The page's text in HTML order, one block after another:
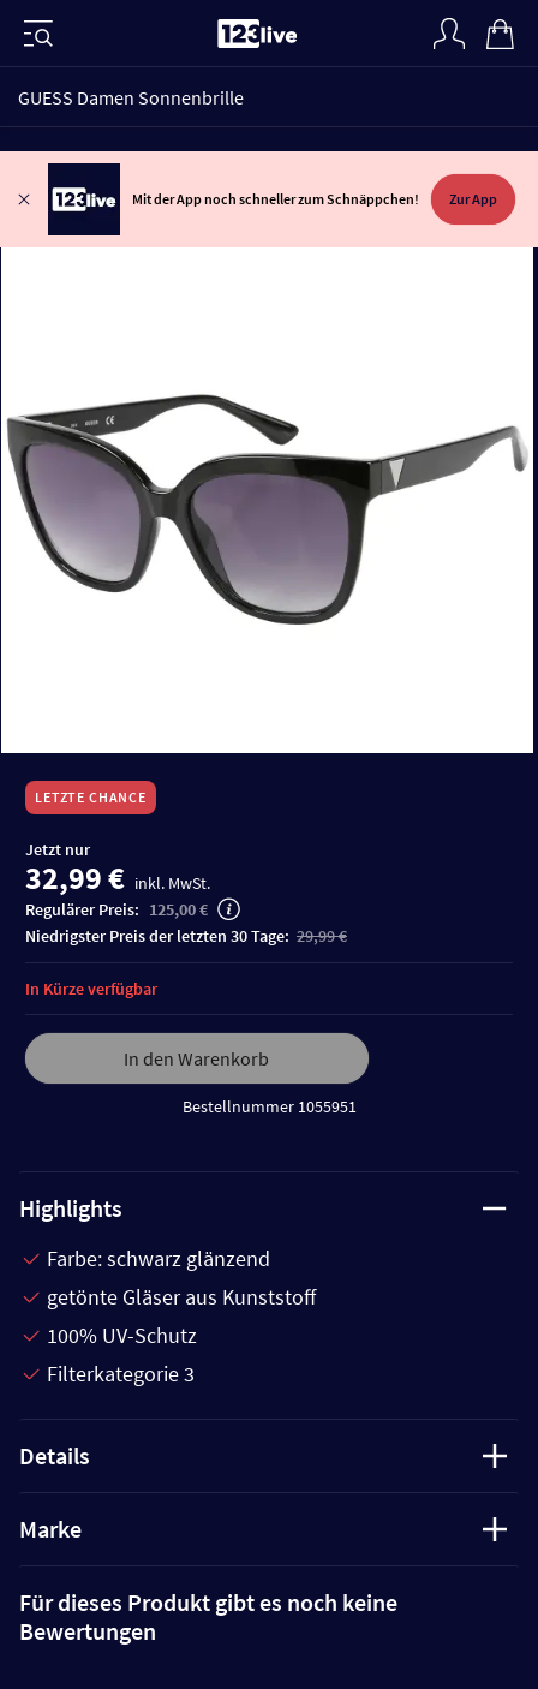
GUESS Damen Sonnenbrille
Mit der App noch schneller zum Schnäppchen! Zur App
LETZTE CHANCE
Jetzt nur
32,99 € inkl. MwSt.
Regulärer Preis: 125,00 €
niedrigster Preis der letzten 30 Tage: 29,99 €
In den Warenkorb
Bestellnummer 1055951
In Kürze verfügbar
Highlights
Farbe: schwarz glänzend
getönte Gläser aus Kunststoff
100% UV-Schutz
Filterkategorie 3
Details
Marke
Für dieses Produkt gibt es noch keine
Bewertungen